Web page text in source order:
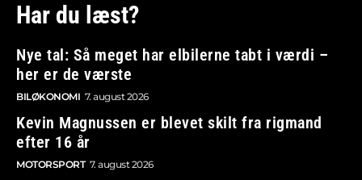
Har du læst?
Nye tal: Så meget har elbilerne tabt i værdi –
her er de værste
BILØKONOMI 7. august 2026
Kevin Magnussen er blevet skilt fra rigmand
efter 16 år
MOTORSPORT 7. august 2026